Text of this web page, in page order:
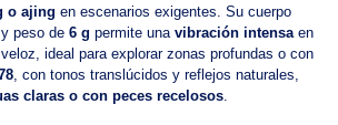
o ajing en escenarios exigentes. Su cuerpo
y peso de 6 g permite una vibración intensa en
ideal para explorar zonas profundas o con
, con tonos translúcidos y reflejos naturales,
claras o con peces recelosos